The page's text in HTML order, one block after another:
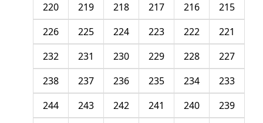
215
216
217
218
219
220
221
222
223
224
225
226
227
228
229
230
231
232
233
234
235
236
237
238
239
240
241
242
243
244